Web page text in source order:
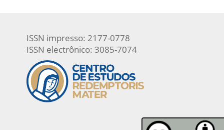
ISSN impresso: 2177-0778
ISSN electrônico: 3085-7074